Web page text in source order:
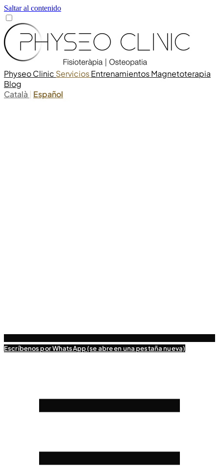
Saltar al contenido
Physeo Clinic ServiciosEntrenamientosMagnetoterapia
Blog
Català
Español
Escríbenos por WhatsApp (se abre en una pestaña nueva)